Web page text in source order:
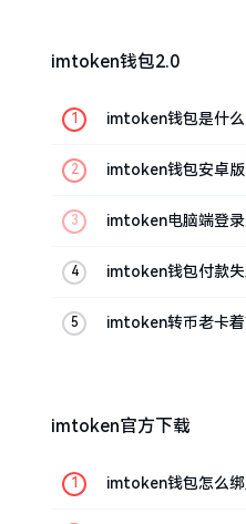
imtoken钱包2.0
imtoken钱包是什
imtoken钱包安卓
imtoken电脑端登
imtoken钱包付款
imtoken转币老卡
imtoken官方下载
imtoken钱包怎么